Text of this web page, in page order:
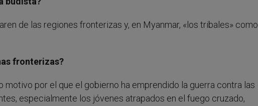
de las regiones fronterizas y, en Myanmar, «los tribales» como
fronterizas?
motivo por el que el gobierno ha emprendido la guerra contra las
especialmente los jóvenes atrapados en el fuego cruzado,